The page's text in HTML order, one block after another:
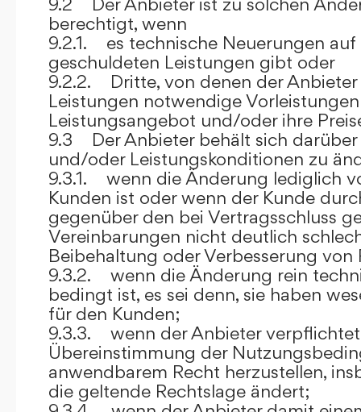
berechtigt, wenn
9.2.1. es technische Neuerungen
geschuldeten Leistungen gibt oder
9.2.2. Dritte, von denen der Anbieter
Leistungen notwendige
Leistungsangebot und/oder ihre
9.3 Der Anbieter behält sich darüber
und/oder Leistungskonditionen zu
9.3.1. wenn die Änderung lediglich
Kunden ist oder wenn der Kunde
gegenüber den bei Vertragsschluss
Vereinbarungen nicht deutlich
Beibehaltung oder Verbesserung
9.3.2. wenn die Änderung rein
bedingt ist, es sei denn, sie haben
für den Kunden;
9.3.3. wenn der Anbieter verpflichtet
Übereinstimmung der
anwendbarem Recht herzustellen,
die geltende Rechtslage ändert;